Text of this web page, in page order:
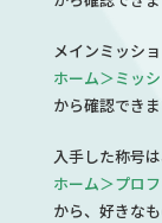
メインミッシ
ホーム＞ミッ
から確認できま
入手した称号は
ホーム＞プロ
から、好きな